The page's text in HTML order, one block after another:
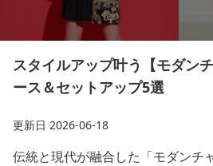
スタイルアップ叶う【モダン
ース＆セットアップ5選
更新日 2026-06-18
伝統と現代が融合した「モダンチ